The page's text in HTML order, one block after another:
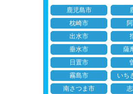
鹿児島市
枕崎市
出水市
垂水市
薩
日置市
霧島市
いち
南さつま市